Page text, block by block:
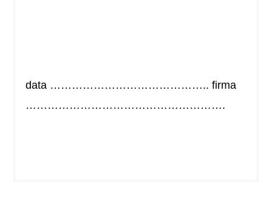
data …………………………………….. firma
……………………………………………….